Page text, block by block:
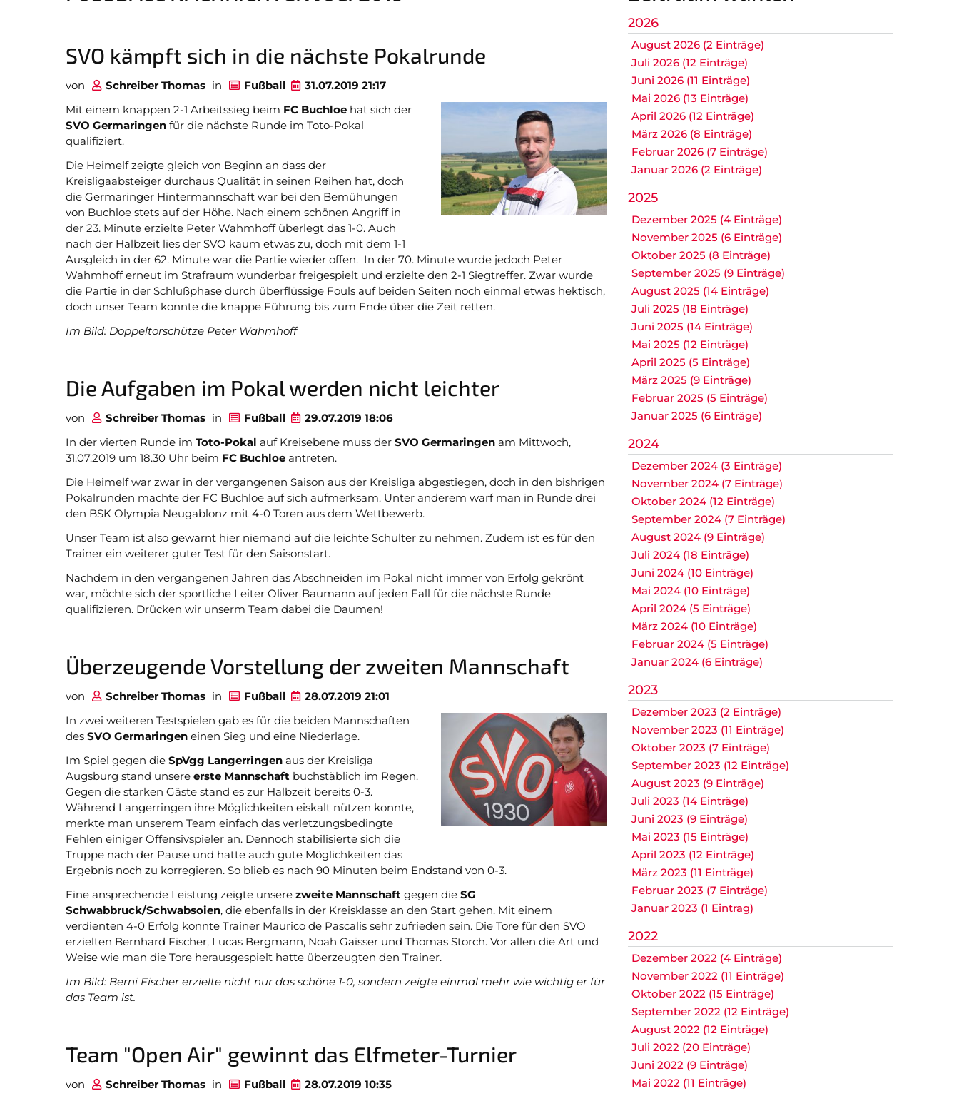
SVO kämpft sich in die nächste Pokalrunde
von Schreiber Thomas in Fußball
31.07.2019 21:17
Mit einem knappen 2-1 Arbeitssieg beim FC Buchloe hat sich der
SVO Germaringen für die nächste Runde im Toto-Pokal
qualifiziert.
Die Heimelf zeigte gleich von Beginn an dass der
Kreisligaabsteiger durchaus Qualität in seinen Reihen hat, doch
die Germaringer Hintermannschaft war bei den Bemühungen
von Buchloe stets auf der Höhe. Nach einem schönen Angriff in
der 23. Minute erzielte Peter Wahmhoff überlegt das 1-0. Auch
nach der Halbzeit lies der SVO kaum etwas zu, doch mit dem 1-1
Ausgleich in der 62. Minute war die Partie wieder offen. In der 70. Minute wurde jedoch Peter
Wahmhoff erneut im Strafraum wunderbar freigespielt und erzielte den 2-1 Siegtreffer. Zwar wurde
die Partie in der Schlußphase durch überflüssige Fouls auf beiden Seiten noch einmal etwas hektisch,
doch unser Team konnte die knappe Führung bis zum Ende über die Zeit retten.
Im Bild: Doppeltorschütze Peter Wahmhoff
Die Aufgaben im Pokal werden nicht leichter
von Schreiber Thomas in Fußball
29.07.2019 18:06
In der vierten Runde im Toto-Pokal auf Kreisebene muss der SVO Germaringen am Mittwoch,
31.07.2019 um 18.30 Uhr beim FC Buchloe antreten.
Die Heimelf war zwar in der vergangenen Saison aus der Kreisliga abgestiegen, doch in den bishrigen
Pokalrunden machte der FC Buchloe auf sich aufmerksam. Unter anderem warf man in Runde drei
den BSK Olympia Neugablonz mit 4-0 Toren aus dem Wettbewerb.
Unser Team ist also gewarnt hier niemand auf die leichte Schulter zu nehmen. Zudem ist es für den
Trainer ein weiterer guter Test für den Saisonstart.
Nachdem in den vergangenen Jahren das Abschneiden im Pokal nicht immer von Erfolg gekrönt
war, möchte sich der sportliche Leiter Oliver Baumann auf jeden Fall für die nächste Runde
qualifizieren. Drücken wir unserm Team dabei die Daumen!
Überzeugende Vorstellung der zweiten Mannschaft
von Schreiber Thomas in Fußball
28.07.2019 21:01
In zwei weiteren Testspielen gab es für die beiden Mannschaften
des SVO Germaringen einen Sieg und eine Niederlage.
Im Spiel gegen die SpVgg Langerringen aus der Kreisliga
Augsburg stand unsere erste Mannschaft buchstäblich im Regen.
Gegen die starken Gäste stand es zur Halbzeit bereits 0-3.
Während Langerringen ihre Möglichkeiten eiskalt nützen konnte,
merkte man unserem Team einfach das verletzungsbedingte
Fehlen einiger Offensivspieler an. Dennoch stabilisierte sich die
Truppe nach der Pause und hatte auch gute Möglichkeiten das
Ergebnis noch zu korregieren. So blieb es nach 90 Minuten beim Endstand von 0-3.
Eine ansprechende Leistung zeigte unsere zweite Mannschaft gegen die SG
Schwabbruck/Schwabsoien, die ebenfalls in der Kreisklasse an den Start gehen. Mit einem
verdienten 4-0 Erfolg konnte Trainer Maurico de Pascalis sehr zufrieden sein. Die Tore für den SVO
erzielten Bernhard Fischer, Lucas Bergmann, Noah Gaisser und Thomas Storch. Vor allen die Art und
Weise wie man die Tore herausgespielt hatte überzeugten den Trainer.
Im Bild: Berni Fischer erzielte nicht nur das schöne 1-0, sondern zeigte einmal mehr wie wichtig er für
das Team ist.
Team "Open Air" gewinnt das Elfmeter-Turnier
von Schreiber Thomas in Fußball
28.07.2019 10:35
2026
August 2026 (2 Einträge)
Juli 2026 (12 Einträge)
Juni 2026 (11 Einträge)
Mai 2026 (13 Einträge)
April 2026 (12 Einträge)
März 2026 (8 Einträge)
Februar 2026 (7 Einträge)
Januar 2026 (2 Einträge)
2025
Dezember 2025 (4 Einträge)
November 2025 (6 Einträge)
Oktober 2025 (8 Einträge)
September 2025 (9 Einträge)
August 2025 (14 Einträge)
Juli 2025 (18 Einträge)
Juni 2025 (14 Einträge)
Mai 2025 (12 Einträge)
April 2025 (5 Einträge)
März 2025 (9 Einträge)
Februar 2025 (5 Einträge)
Januar 2025 (6 Einträge)
2024
Dezember 2024 (3 Einträge)
November 2024 (7 Einträge)
Oktober 2024 (12 Einträge)
September 2024 (7 Einträge)
August 2024 (9 Einträge)
Juli 2024 (18 Einträge)
Juni 2024 (10 Einträge)
Mai 2024 (10 Einträge)
April 2024 (5 Einträge)
März 2024 (10 Einträge)
Februar 2024 (5 Einträge)
Januar 2024 (6 Einträge)
2023
Dezember 2023 (2 Einträge)
November 2023 (11 Einträge)
Oktober 2023 (7 Einträge)
September 2023 (12 Einträge)
August 2023 (9 Einträge)
Juli 2023 (14 Einträge)
Juni 2023 (9 Einträge)
Mai 2023 (15 Einträge)
April 2023 (12 Einträge)
März 2023 (11 Einträge)
Februar 2023 (7 Einträge)
Januar 2023 (1 Eintrag)
2022
Dezember 2022 (4 Einträge)
November 2022 (11 Einträge)
Oktober 2022 (15 Einträge)
September 2022 (12 Einträge)
August 2022 (12 Einträge)
Juli 2022 (20 Einträge)
Juni 2022 (9 Einträge)
Mai 2022 (11 Einträge)
Facebook Fanpage
Youtube Kanal
Instagram
Fanshop
F1 Jugend
F2 Jugend
G Jugend
Bambini
Nicht das Richtige gefunden?
Bitte nehmen Sie Kontakt mit uns auf. Wir helfen gerne weiter.
post@svo.germaringen.de
Navigation
überspringen
Anfahrt Impressum